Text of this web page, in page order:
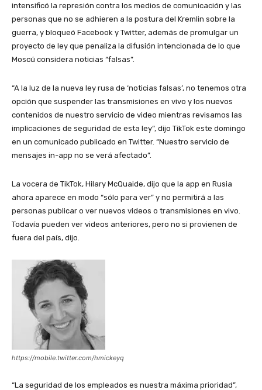
intensificó la represión contra los medios de comunicación y las
personas que no se adhieren a la postura del Kremlin sobre la
guerra, y bloqueó Facebook y Twitter, además de promulgar un
proyecto de ley que penaliza la difusión intencionada de lo que
Moscú considera noticias “falsas”.
“A la luz de la nueva ley rusa de ‘noticias falsas’, no tenemos otra
opción que suspender las transmisiones en vivo y los nuevos
contenidos de nuestro servicio de video mientras revisamos las
implicaciones de seguridad de esta ley”, dijo TikTok este domingo
en un comunicado publicado en Twitter. “Nuestro servicio de
mensajes in-app no se verá afectado”.
La vocera de TikTok, Hilary McQuaide, dijo que la app en Rusia
ahora aparece en modo “sólo para ver” y no permitirá a las
personas publicar o ver nuevos videos o transmisiones en vivo.
Todavía pueden ver videos anteriores, pero no si provienen de
fuera del país, dijo.
https://mobile.twitter.com/hmickeyq
“La seguridad de los empleados es nuestra máxima prioridad”,